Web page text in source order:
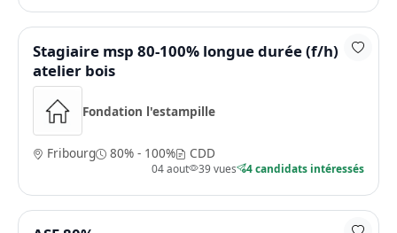
Stagiaire msp 80-100% longue durée (f/h)
atelier bois
Fondation l'estampille
Fribourg 80% - 100% CDD
04 aout 39 vues 4 candidats intéressés